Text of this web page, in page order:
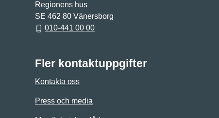
Regionens hus
SE 462 80 Vänersborg
010-441 00 00
Fler kontaktuppgifter
Kontakta oss
Press och media